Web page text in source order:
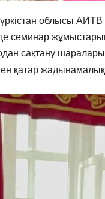
облысы
семинар жұмыстарын
сақтану
қатар